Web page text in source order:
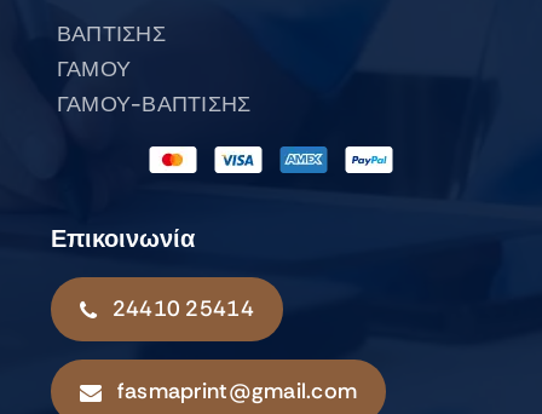
ΒΑΠΤΙΣΗΣ
ΓΑΜΟΥ
ΓΑΜΟΥ-ΒΑΠΤΙΣΗΣ
Επικοινωνία
24410 25414
fasmaprint@gmail.com